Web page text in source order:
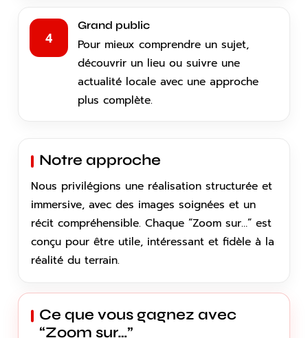
4
Grand public
Pour mieux comprendre un sujet,
découvrir un lieu ou suivre une
actualité locale avec une approche
plus complète.
Notre approche
Nous privilégions une réalisation structurée et
immersive, avec des images soignées et un
récit compréhensible. Chaque “Zoom sur…” est
conçu pour être utile, intéressant et fidèle à la
réalité du terrain.
Ce que vous gagnez avec
“Zoom sur…”